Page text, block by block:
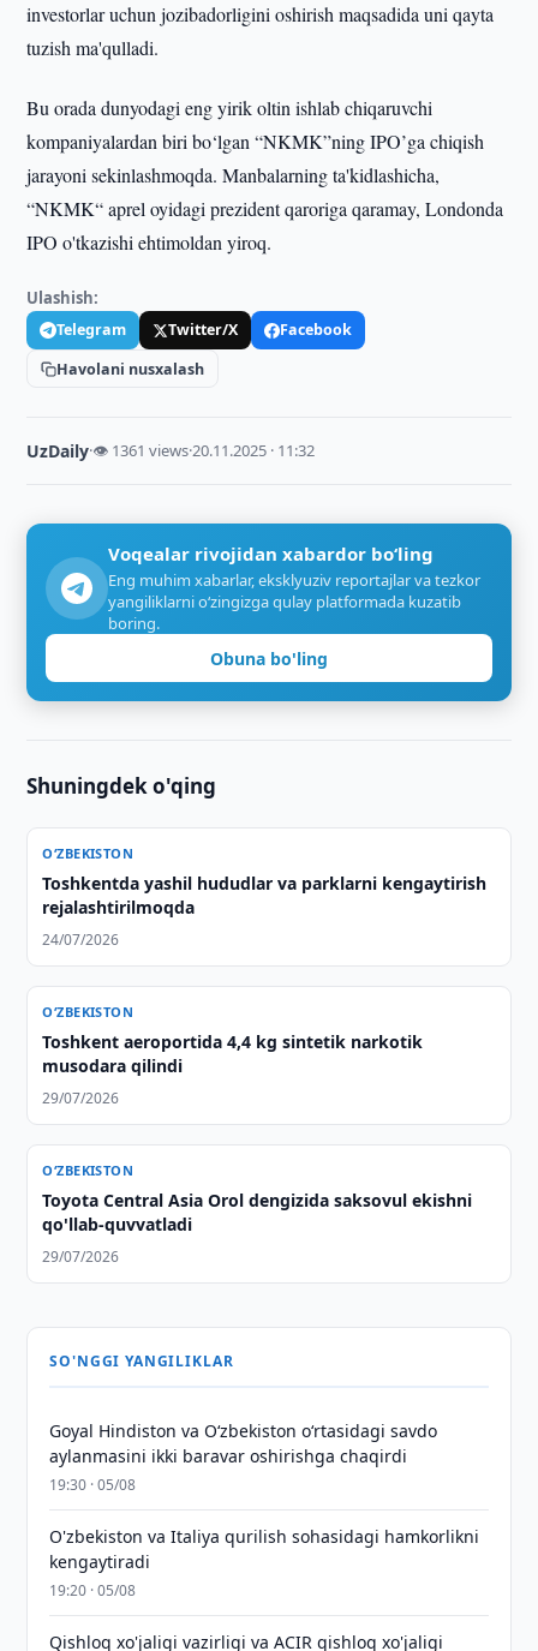
investorlar uchun jozibadorligini oshirish maqsadida uni qayta
tuzish ma'qulladi.
Bu orada dunyodagi eng yirik oltin ishlab chiqaruvchi
kompaniyalardan biri bo‘lgan “NKMK”ning IPO’ga chiqish
jarayoni sekinlashmoqda. Manbalarning ta'kidlashicha,
“NKMK“ aprel oyidagi prezident qaroriga qaramay, Londonda
IPO o'tkazishi ehtimoldan yiroq.
Ulashish:
Telegram Twitter/X
Facebook
Havolani nusxalash
UzDaily·👁 1361 views·20.11.2025 · 11:32
Voqealar rivojidan xabardor bo‘ling
Eng muhim xabarlar, eksklyuziv reportajlar va tezkor
yangiliklarni o‘zingizga qulay platformada kuzatib
boring.
Obuna bo'ling
Shuningdek o'qing
O‘ZBEKISTON
Toshkentda yashil hududlar va parklarni kengaytirish
rejalashtirilmoqda
24/07/2026
O‘ZBEKISTON
Toshkent aeroportida 4,4 kg sintetik narkotik
musodara qilindi
29/07/2026
O‘ZBEKISTON
Toyota Central Asia Orol dengizida saksovul ekishni
qo'llab-quvvatladi
29/07/2026
SO'NGGI YANGILIKLAR
Goyal Hindiston va Oʻzbekiston oʻrtasidagi savdo
aylanmasini ikki baravar oshirishga chaqirdi
19:30 · 05/08
O'zbekiston va Italiya qurilish sohasidagi hamkorlikni
kengaytiradi
19:20 · 05/08
Qishloq xo'jaligi vazirligi va ACIR qishloq xo'jaligi